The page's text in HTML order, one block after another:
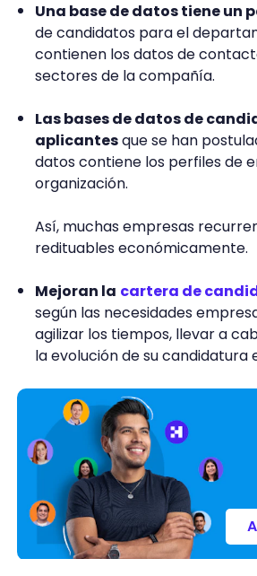
Una base de datos tiene un
de candidatos para el
contienen los datos de
sectores de la compañía.
Las bases de datos de
aplicantesque se han
datos contiene los perfiles de
organización.
Así, muchas empresas
redituables económicamente.
Mejoran la cartera de
según las necesidades
agilizar los tiempos, llevar a
la evolución de su